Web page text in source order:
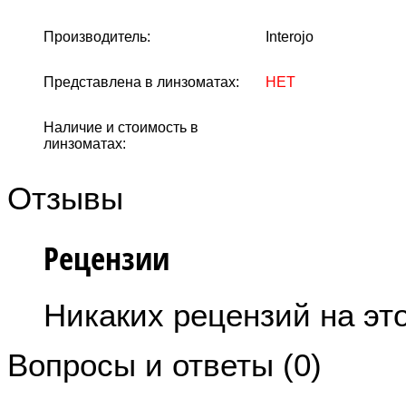
Производитель: Interojo
Представлена в линзоматах: НЕТ
Наличие и стоимость в
линзоматах:
Отзывы
Рецензии
Никаких рецензий на
Вопросы и ответы (0)